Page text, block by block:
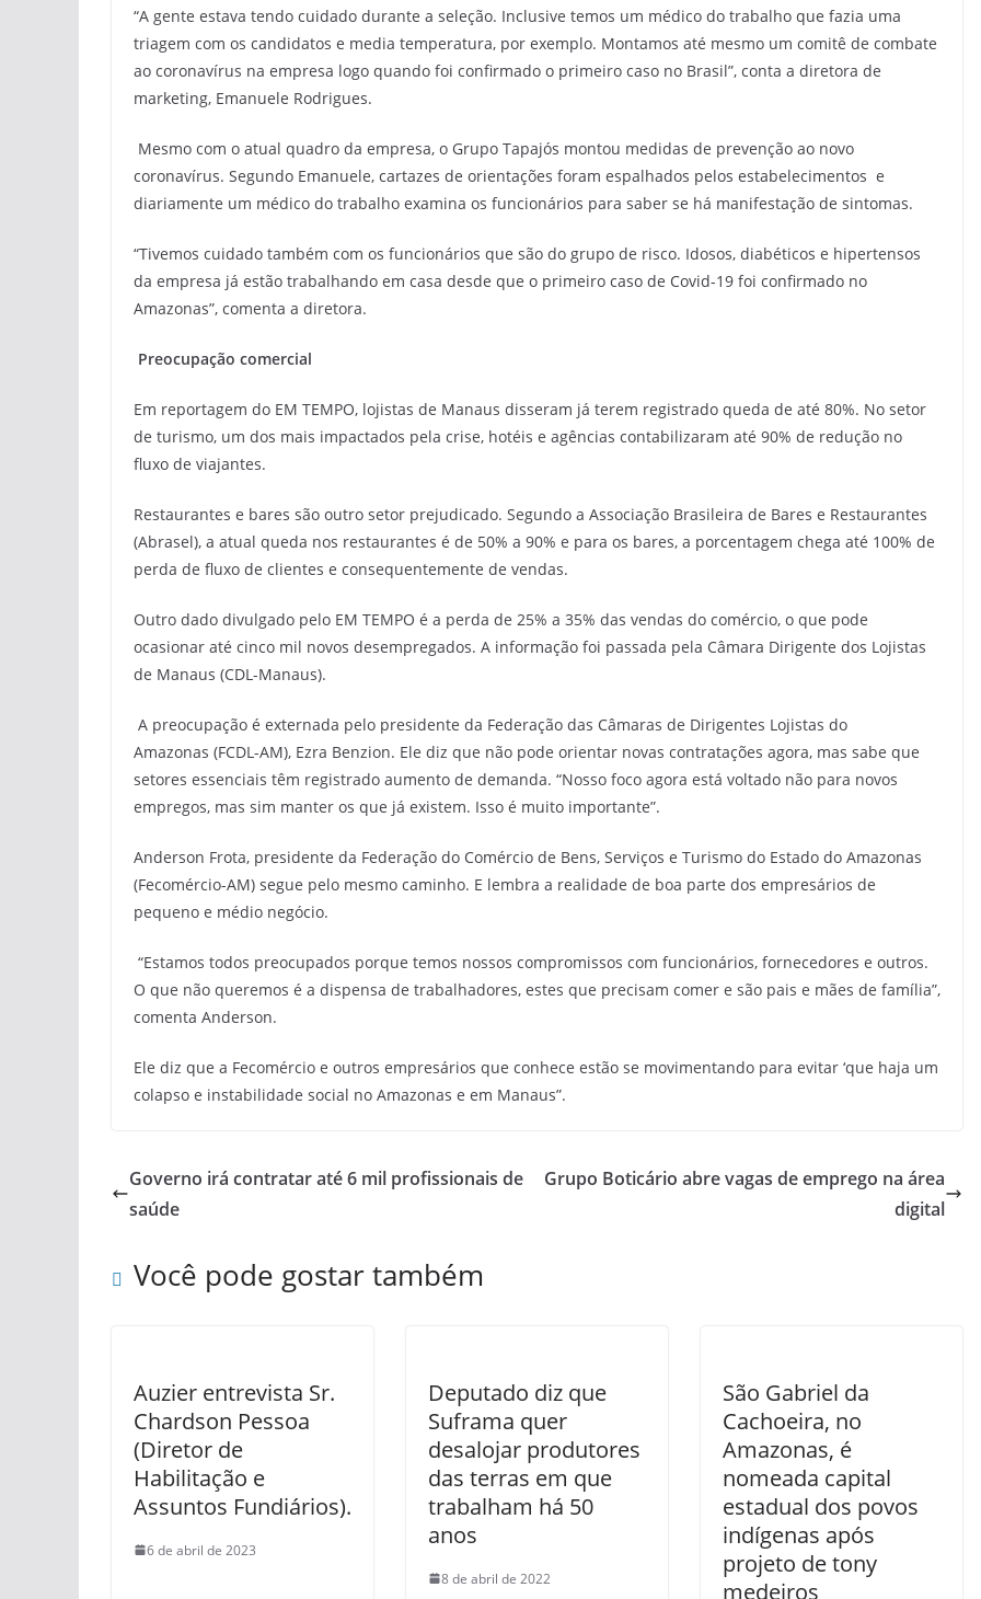
“A gente estava tendo cuidado durante a seleção. Inclusive temos um médico do trabalho que fazia uma
triagem com os candidatos e media temperatura, por exemplo. Montamos até mesmo um comitê de combate
ao coronavírus na empresa logo quando foi confirmado o primeiro caso no Brasil”, conta a diretora de
marketing, Emanuele Rodrigues.
Mesmo com o atual quadro da empresa, o Grupo Tapajós montou medidas de prevenção ao novo
coronavírus. Segundo Emanuele, cartazes de orientações foram espalhados pelos estabelecimentos e
diariamente um médico do trabalho examina os funcionários para saber se há manifestação de sintomas.
“Tivemos cuidado também com os funcionários que são do grupo de risco. Idosos, diabéticos e hipertensos
da empresa já estão trabalhando em casa desde que o primeiro caso de Covid-19 foi confirmado no
Amazonas”, comenta a diretora.
Preocupação comercial
Em reportagem do EM TEMPO, lojistas de Manaus disseram já terem registrado queda de até 80%. No setor
de turismo, um dos mais impactados pela crise, hotéis e agências contabilizaram até 90% de redução no
fluxo de viajantes.
Restaurantes e bares são outro setor prejudicado. Segundo a Associação Brasileira de Bares e Restaurantes
(Abrasel), a atual queda nos restaurantes é de 50% a 90% e para os bares, a porcentagem chega até 100% de
perda de fluxo de clientes e consequentemente de vendas.
Outro dado divulgado pelo EM TEMPO é a perda de 25% a 35% das vendas do comércio, o que pode
ocasionar até cinco mil novos desempregados. A informação foi passada pela Câmara Dirigente dos Lojistas
de Manaus (CDL-Manaus).
A preocupação é externada pelo presidente da Federação das Câmaras de Dirigentes Lojistas do
Amazonas (FCDL-AM), Ezra Benzion. Ele diz que não pode orientar novas contratações agora, mas sabe que
setores essenciais têm registrado aumento de demanda. “Nosso foco agora está voltado não para novos
empregos, mas sim manter os que já existem. Isso é muito importante”.
Anderson Frota, presidente da Federação do Comércio de Bens, Serviços e Turismo do Estado do Amazonas
(Fecomércio-AM) segue pelo mesmo caminho. E lembra a realidade de boa parte dos empresários de
pequeno e médio negócio.
“Estamos todos preocupados porque temos nossos compromissos com funcionários, fornecedores e outros.
O que não queremos é a dispensa de trabalhadores, estes que precisam comer e são pais e mães de família”,
comenta Anderson.
Ele diz que a Fecomércio e outros empresários que conhece estão se movimentando para evitar ‘que haja um
colapso e instabilidade social no Amazonas e em Manaus”.
Governo irá contratar até 6 mil profissionais de
saúde
Grupo Boticário abre vagas de emprego na área
digital
Você pode gostar também
Auzier entrevista Sr.
Chardson Pessoa
(Diretor de
Habilitação e
Assuntos Fundiários).
6 de abril de 2023
Deputado diz que
Suframa quer
desalojar produtores
das terras em que
trabalham há 50
anos
8 de abril de 2022
São Gabriel da
Cachoeira, no
Amazonas, é
nomeada capital
estadual dos povos
indígenas após
projeto de tony
medeiros